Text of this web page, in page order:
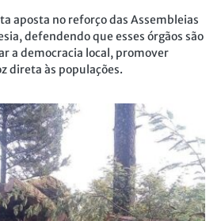
aposta no reforço das Assembleias
defendendo que esses órgãos são
a democracia local, promover
direta às populações.